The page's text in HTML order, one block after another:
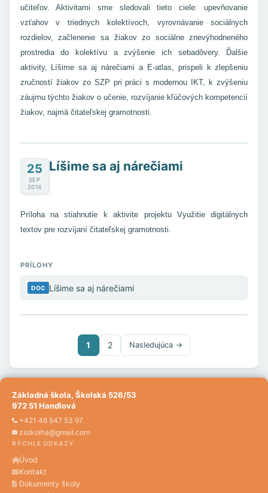
učiteľov. Aktivitami sme sledovali tieto ciele: upevňovanie
vzťahov v triednych kolektívoch, vyrovnávanie sociálnych
rozdielov, začlenenie sa žiakov zo sociálne znevýhodneného
prostredia do kolektívu a zvýšenie ich sebadôvery. Ďalšie
aktivity, Líšime sa aj nárečiami a E-atlas, prispeli k zlepšeniu
zručností žiakov zo SZP pri práci s modernou IKT, k zvýšeniu
záujmu týchto žiakov o učenie, rozvíjanie kľúčových kompetencií
žiakov, najmä čitateľskej gramotnosti.
25
SEP
2014
Líšime sa aj nárečiami
Príloha na stiahnutie k aktivite projektu Využitie digitálnych
textov pre rozvíjaní čitateľskej gramotnosti.
PRÍLOHY
DOC Líšime sa aj nárečiami
1 2 Nasledujúca →
Základná škola, Školská 526/53
972 51 Handlová
+421 46 547 53 97
zsskolha@gmail.com
RÝCHLE ODKAZY
Úvod
Kontakt
Dokumenty školy